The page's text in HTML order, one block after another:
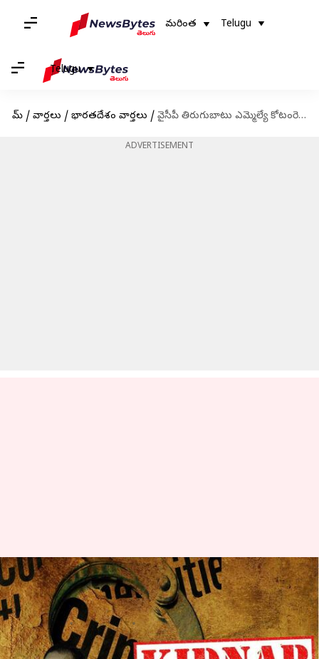
మరింత Telugu
Telugu
హోమ్ / వార్తలు / భారతదేశం వార్తలు / వైసీపీ తిరుగుబాటు ఎమ్మెల్యే కోటంరెడ్డి శ్రీధర్‌రెడ్డిపై కిడ్నాప్ కేసు నమోదు
ADVERTISEMENT
వైసీపీ తిరుగుబాటు ఎమ్మెల్యే కోటంరెడ్డి
శ్రీధర్‌రెడ్డిపై కిడ్నాప్ కేసు నమోదు
వ్రాసిన వారు Stalin Feb 04, 2023 11:57 am